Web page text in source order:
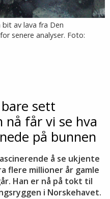
av lava fra Den
senere analyser. Foto:
sett
nå får vi se hva
på bunnen
å se ukjente
flere millioner år gamle
Han er nå på tokt til
i Norskehavet.